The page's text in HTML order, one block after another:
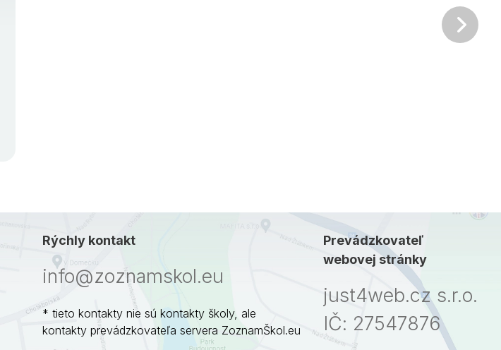
Rýchly kontakt
info@zoznamskol.eu
* tieto kontakty nie sú kontakty školy, ale
kontakty prevádzkovateľa servera ZoznamŠkol.eu
Prevádzkovateľ
webovej stránky
just4web.cz s.r.o.
IČ: 27547876